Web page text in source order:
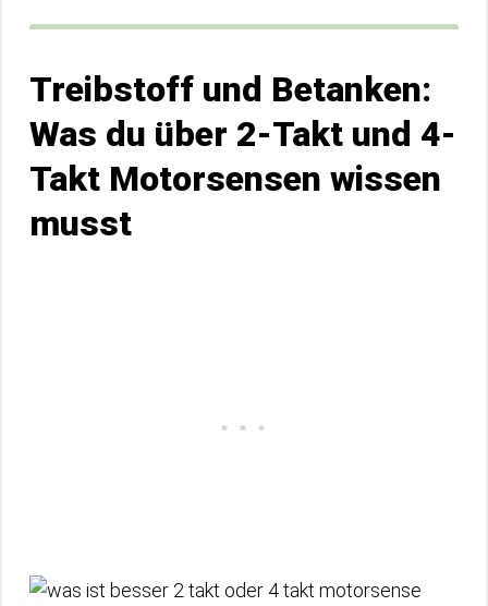
Treibstoff und Betanken:
Was du über 2-Takt und 4-
Takt Motorsensen wissen
musst